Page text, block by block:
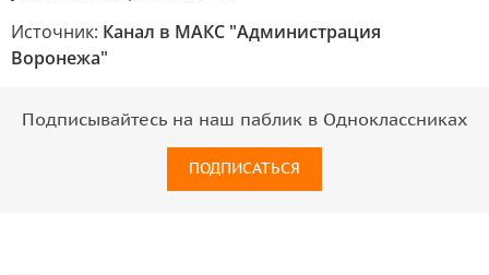
Источник: Канал в МАКС "Администрация
Воронежа"
Подписывайтесь на наш паблик в Одноклассниках
ПОДПИСАТЬСЯ